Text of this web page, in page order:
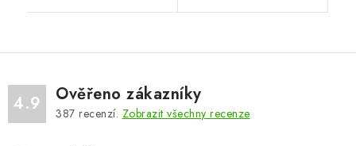
4.9 Ověřeno zákazníky
387 recenzí. Zobrazit všechny recenze